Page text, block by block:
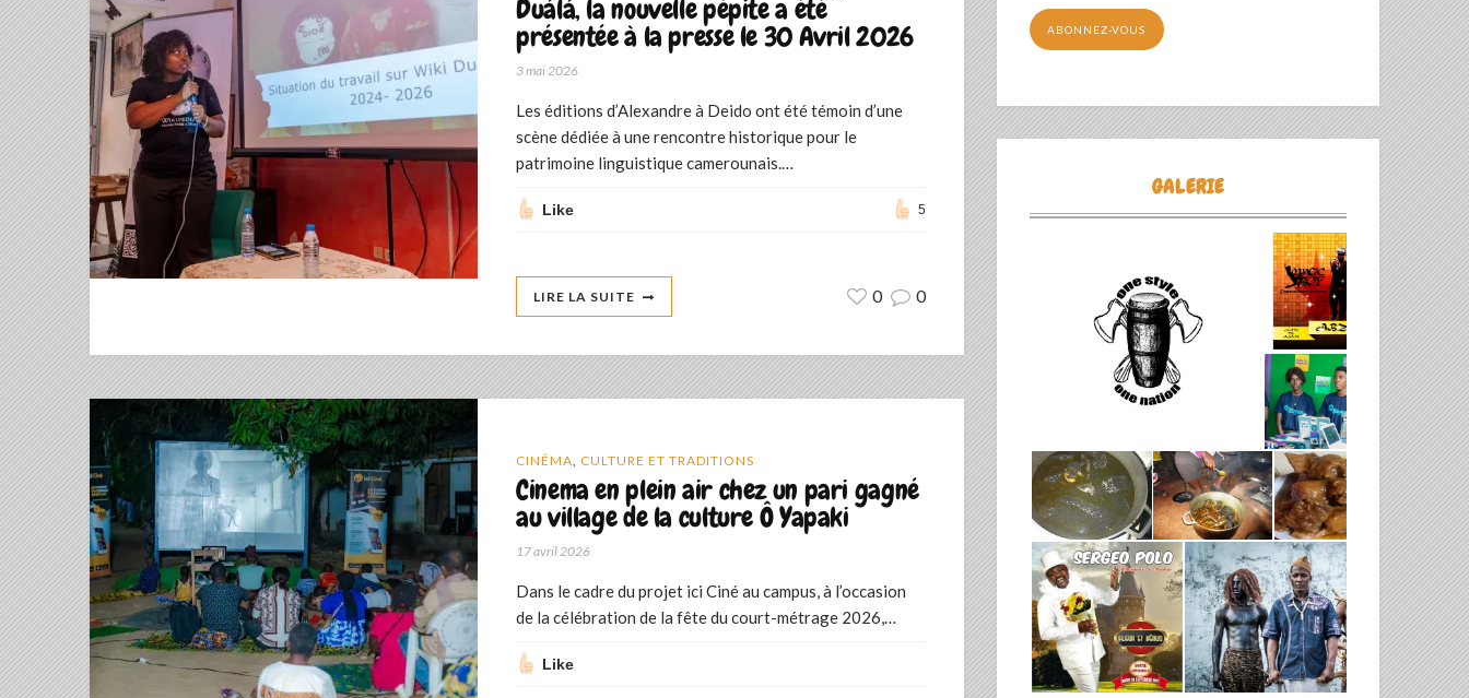
Duálá, la nouvelle pépite a été
présentée à la presse le 30 Avril 2026
3 mai 2026
Les éditions d’Alexandre à Deido ont été témoin d’une
scène dédiée à une rencontre historique pour le
patrimoine linguistique camerounais.…
Like 5
LIRE LA SUITE 0 0
CINÉMA, CULTURE ET TRADITIONS
Cinema en plein air chez un pari gagné
au village de la culture Ô Yapaki
17 avril 2026
Dans le cadre du projet ici Ciné au campus, à l’occasion
de la célébration de la fête du court-métrage 2026,…
Like
mail
ABONNEZ-VOUS
GALERIE